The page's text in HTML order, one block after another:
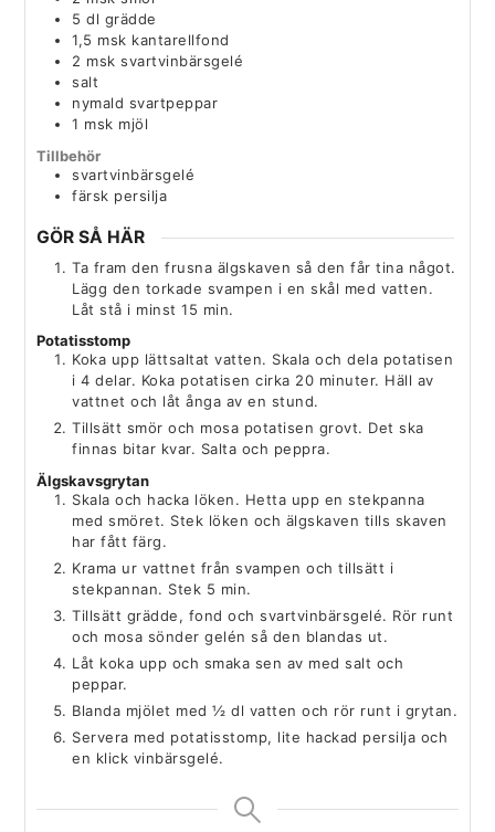
5 dl grädde
1,5 msk kantarellfond
2 msk svartvinbärsgelé
salt
nymald svartpeppar
1 msk mjöl
Tillbehör
svartvinbärsgelé
färsk persilja
GÖR SÅ HÄR
Ta fram den frusna älgskaven så den får tina något.
Lägg den torkade svampen i en skål med vatten.
Låt stå i minst 15 min.
Potatisstomp
Koka upp lättsaltat vatten. Skala och dela potatisen
i 4 delar. Koka potatisen cirka 20 minuter.­ Häll av
vattnet och låt ånga av en stund.
Tillsätt smör och mosa potatisen grovt. Det ska
finnas bitar kvar. Salta och peppra.
Älgskavsgrytan
Skala och hacka löken. Hetta upp en stekpanna
med smöret. Stek löken och älgskaven tills skaven
har fått färg.
Krama ur vattnet från svampen och tillsätt i
stekpannan. Stek 5 min.
Tillsätt grädde, fond och svartvinbärsgelé. Rör runt
och mosa sönder gelén så den blandas ut.
Låt koka upp och smaka sen av med salt och
peppar.
Blanda mjölet med ½ dl vatten och rör runt i grytan.
Servera med potatisstomp, lite hackad persilja och
en klick vinbärsgelé.